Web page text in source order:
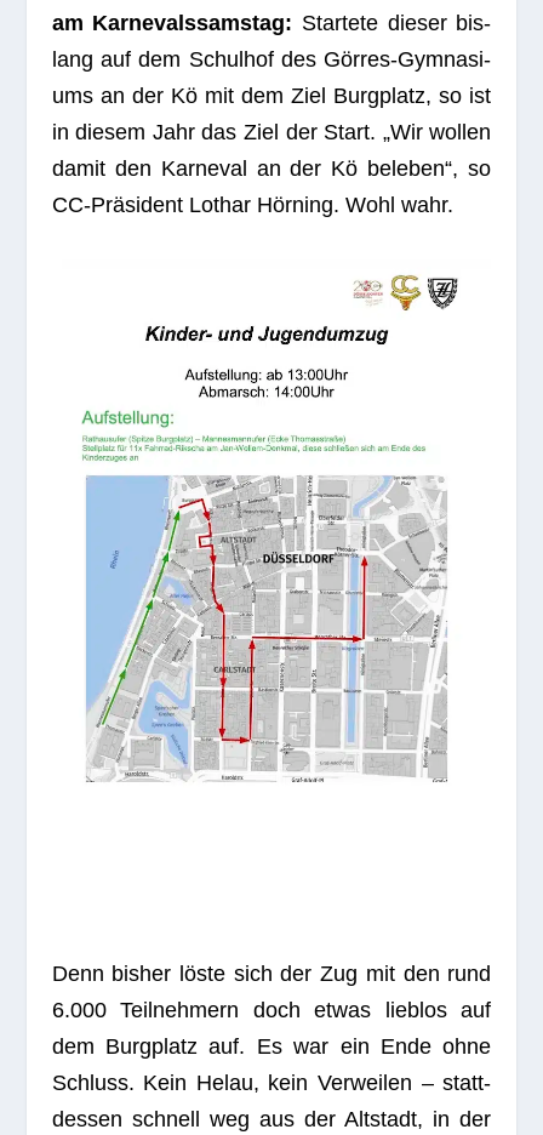
am Kar­ne­vals­sams­tag: Star­tete die­ser bis­
lang auf dem Schul­hof des Gör­res-Gym­na­si­
ums an der Kö mit dem Ziel Burg­platz, so ist
in die­sem Jahr das Ziel der Start. „Wir wol­len
damit den Kar­ne­val an der Kö bele­ben“, so
CC-Prä­si­dent Lothar Hör­ning. Wohl wahr.
Denn bis­her löste sich der Zug mit den rund
6.000 Teil­neh­mern doch etwas lieb­los auf
dem Burg­platz auf. Es war ein Ende ohne
Schluss. Kein Helau, kein Ver­wei­len – statt­
des­sen schnell weg aus der Alt­stadt, in der